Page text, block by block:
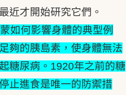
近才開始研究它們。
如何影響身體的典型例
夠的胰島素，使身體無法
糖尿病。1920年之前的糖
止進食是唯一的防禦措